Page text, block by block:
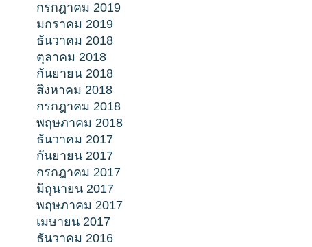
กรกฎาคม 2019
มกราคม 2019
ธันวาคม 2018
ตุลาคม 2018
กันยายน 2018
สิงหาคม 2018
กรกฎาคม 2018
พฤษภาคม 2018
ธันวาคม 2017
กันยายน 2017
กรกฎาคม 2017
มิถุนายน 2017
พฤษภาคม 2017
เมษายน 2017
ธันวาคม 2016